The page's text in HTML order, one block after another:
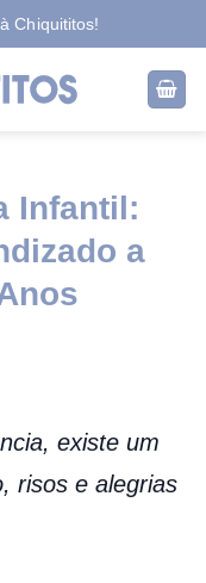
Chiquititos!
Infantil:
a
existe um
risos e alegrias